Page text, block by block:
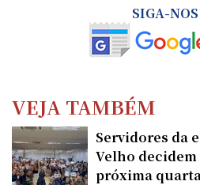
SIGA-
VEJA TAMBÉM
Servidores da
Velho
próxima